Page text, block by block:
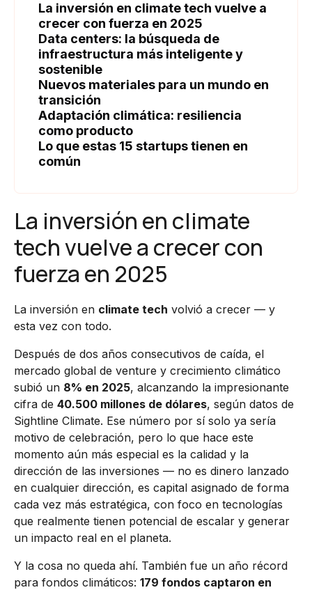
La inversión en climate tech vuelve a
crecer con fuerza en 2025
Data centers: la búsqueda de
infraestructura más inteligente y
sostenible
Nuevos materiales para un mundo en
transición
Adaptación climática: resiliencia
como producto
Lo que estas 15 startups tienen en
común
La inversión en climate
tech vuelve a crecer con
fuerza en 2025
La inversión en climate tech volvió a crecer — y
esta vez con todo.
Después de dos años consecutivos de caída, el
mercado global de venture y crecimiento climático
subió un 8% en 2025, alcanzando la impresionante
cifra de 40.500 millones de dólares, según datos de
Sightline Climate. Ese número por sí solo ya sería
motivo de celebración, pero lo que hace este
momento aún más especial es la calidad y la
dirección de las inversiones — no es dinero lanzado
en cualquier dirección, es capital asignado de forma
cada vez más estratégica, con foco en tecnologías
que realmente tienen potencial de escalar y generar
un impacto real en el planeta.
Y la cosa no queda ahí. También fue un año récord
para fondos climáticos: 179 fondos captaron en